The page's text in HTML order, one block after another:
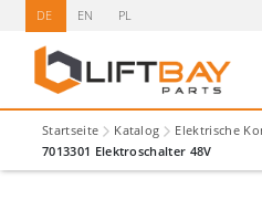
DE EN PL
Startseite Katalog Elektrische
7013301 Elektroschalter 48V